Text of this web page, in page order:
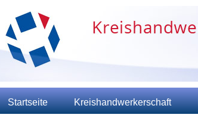
Startseite Kreishandwerkerschaft